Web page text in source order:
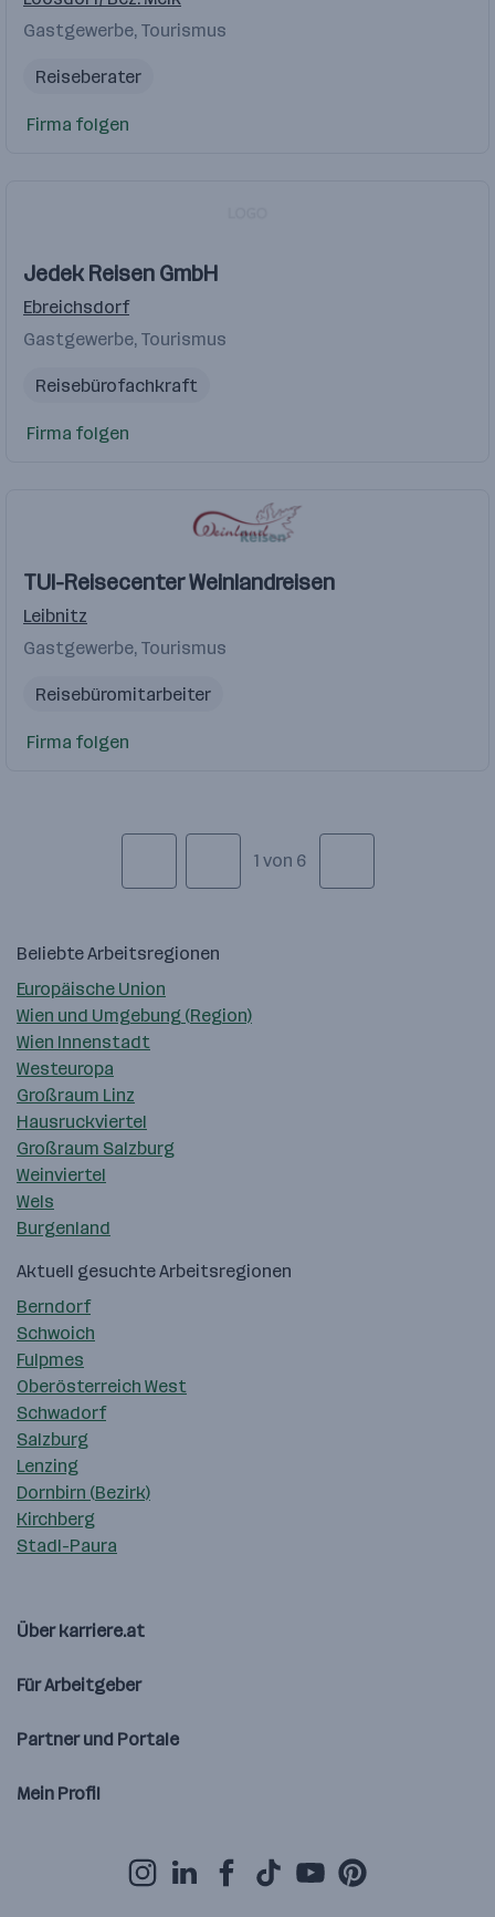
Gastgewerbe, Tourismus
Reiseberater
Firma folgen
Jedek Reisen GmbH
Ebreichsdorf
Gastgewerbe, Tourismus
Reisebürofachkraft
Firma folgen
TUI-Reisecenter Weinlandreisen
Leibnitz
Gastgewerbe, Tourismus
Reisebüromitarbeiter
Firma folgen
1 von 6
Beliebte Arbeitsregionen
Europäische Union
Wien und Umgebung (Region)
Wien Innenstadt
Westeuropa
Großraum Linz
Hausruckviertel
Großraum Salzburg
Weinviertel
Wels
Burgenland
Aktuell gesuchte Arbeitsregionen
Berndorf
Schwoich
Fulpmes
Oberösterreich West
Schwadorf
Salzburg
Lenzing
Dornbirn (Bezirk)
Kirchberg
Stadl-Paura
Über karriere.at
Für Arbeitgeber
Partner und Portale
Mein Profil